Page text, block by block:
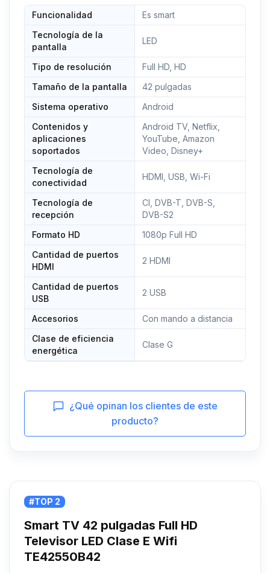
Funcionalidad
Es smart
Tecnología de la
pantalla
LED
Tipo de resolución
Full HD, HD
Tamaño de la pantalla
42 pulgadas
Sistema operativo
Android
Contenidos y
aplicaciones
soportados
Android TV, Netflix,
YouTube, Amazon
Video, Disney+
Tecnología de
conectividad
HDMI, USB, Wi-Fi
Tecnología de
recepción
CI, DVB-T, DVB-S,
DVB-S2
Formato HD
1080p Full HD
Cantidad de puertos
HDMI
2 HDMI
Cantidad de puertos
USB
2 USB
Accesorios
Con mando a distancia
Clase de eficiencia
energética
Clase G
¿Qué opinan los clientes de este
producto?
#TOP 2
Smart TV 42 pulgadas Full HD
Televisor LED Clase E Wifi
TE42550B42